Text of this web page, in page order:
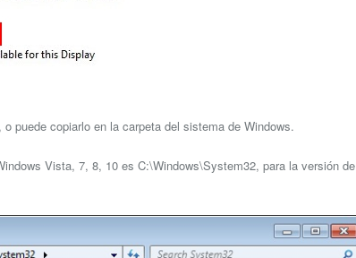
puede copiarlo en la carpeta del sistema de Windows.
Vista, 7, 8, 10 es C:\Windows\System32, para la versión de